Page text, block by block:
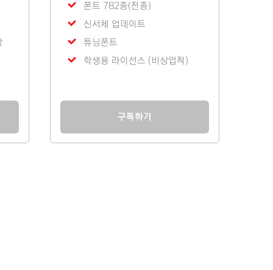
폰트 782종(전종)
신서체 업데이트
튜닝폰트
학생용 라이선스 (비상업적)
구독하기